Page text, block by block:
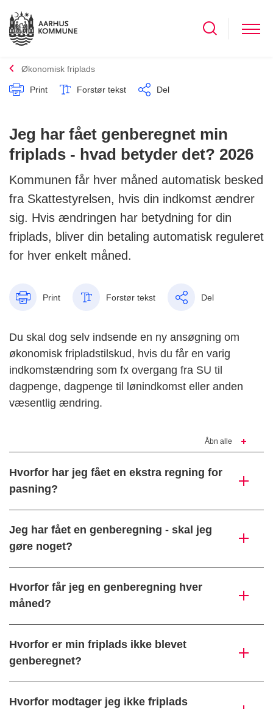
Økonomisk friplads
Print Forstør tekst Del
Jeg har fået genberegnet min
friplads - hvad betyder det? 2026
Kommunen får hver måned automatisk besked
fra Skattestyrelsen, hvis din indkomst ændrer
sig. Hvis ændringen har betydning for din
friplads, bliver din betaling automatisk reguleret
for hver enkelt måned.
Print Forstør tekst Del
Du skal dog selv indsende en ny ansøgning om
økonomisk fripladstilskud, hvis du får en varig
indkomstændring som fx overgang fra SU til
dagpenge, dagpenge til lønindkomst eller anden
væsentlig ændring.
Åbn alle
Hvorfor har jeg fået en ekstra regning for
pasning?
Jeg har fået en genberegning - skal jeg
gøre noget?
Hvorfor får jeg en genberegning hver
måned?
Hvorfor er min friplads ikke blevet
genberegnet?
Hvorfor modtager jeg ikke friplads